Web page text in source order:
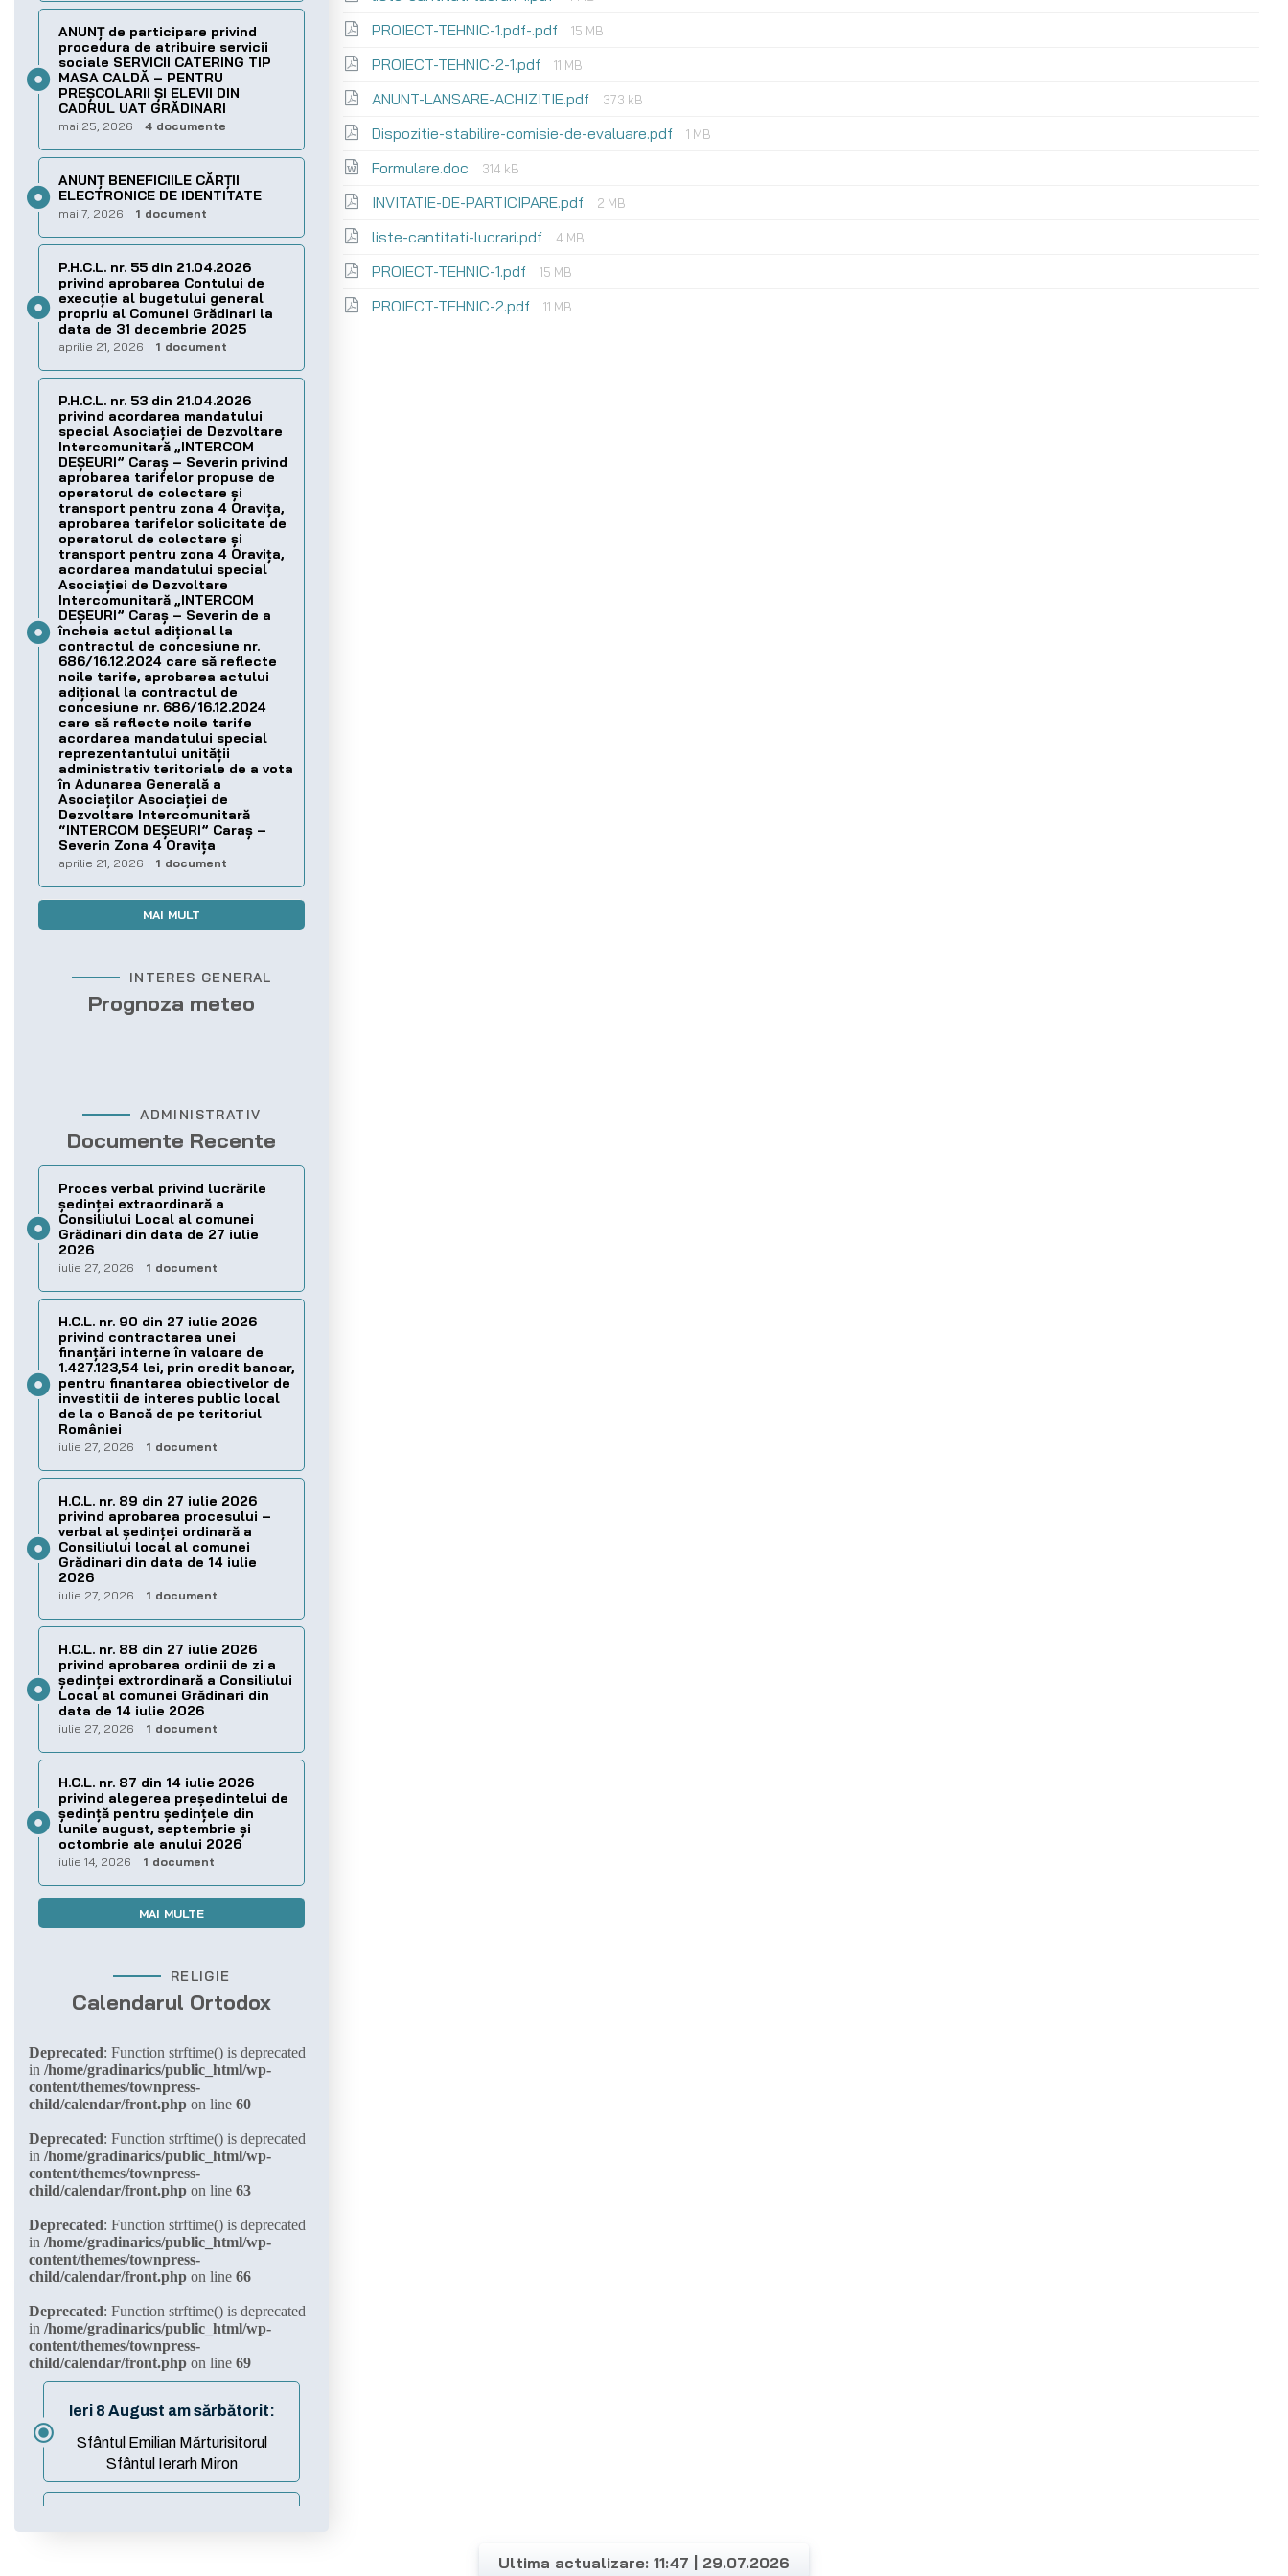
PROIECT-TEHNIC-1.pdf-.pdf 15 MB
PROIECT-TEHNIC-2-1.pdf 11 MB
ANUNT-LANSARE-ACHIZITIE.pdf 373 kB
Dispozitie-stabilire-comisie-de-evaluare.pdf 1 MB
Formulare.doc 314 kB
INVITATIE-DE-PARTICIPARE.pdf 2 MB
liste-cantitati-lucrari.pdf 4 MB
PROIECT-TEHNIC-1.pdf 15 MB
PROIECT-TEHNIC-2.pdf 11 MB
ANUNȚ de participare privind
procedura de atribuire servicii
sociale SERVICII CATERING TIP
MASA CALDĂ – PENTRU
PREȘCOLARII ȘI ELEVII DIN
CADRUL UAT GRĂDINARI
mai 25, 2026 4 documente
ANUNȚ BENEFICIILE CĂRȚII
ELECTRONICE DE IDENTITATE
mai 7, 2026 1 document
P.H.C.L. nr. 55 din 21.04.2026
privind aprobarea Contului de
execuţie al bugetului general
propriu al Comunei Grădinari la
data de 31 decembrie 2025
aprilie 21, 2026 1 document
P.H.C.L. nr. 53 din 21.04.2026
privind acordarea mandatului
special Asociației de Dezvoltare
Intercomunitară „INTERCOM
DEȘEURI” Caraș – Severin privind
aprobarea tarifelor propuse de
operatorul de colectare și
transport pentru zona 4 Oravița,
aprobarea tarifelor solicitate de
operatorul de colectare și
transport pentru zona 4 Oravița,
acordarea mandatului special
Asociației de Dezvoltare
Intercomunitară „INTERCOM
DEȘEURI” Caraș – Severin de a
încheia actul adițional la
contractul de concesiune nr.
686/16.12.2024 care să reflecte
noile tarife, aprobarea actului
adițional la contractul de
concesiune nr. 686/16.12.2024
care să reflecte noile tarife
acordarea mandatului special
reprezentantului unității
administrativ teritoriale de a vota
în Adunarea Generală a
Asociaților Asociației de
Dezvoltare Intercomunitară
“INTERCOM DEȘEURI” Caraș –
Severin Zona 4 Oravița
aprilie 21, 2026 1 document
MAI MULT
INTERES GENERAL
Prognoza meteo
ADMINISTRATIV
Documente Recente
Proces verbal privind lucrările
ședinței extraordinară a
Consiliului Local al comunei
Grădinari din data de 27 iulie
2026
iulie 27, 2026 1 document
H.C.L. nr. 90 din 27 iulie 2026
privind contractarea unei
finanțări interne în valoare de
1.427.123,54 lei, prin credit bancar,
pentru finantarea obiectivelor de
investitii de interes public local
de la o Bancă de pe teritoriul
României
iulie 27, 2026 1 document
H.C.L. nr. 89 din 27 iulie 2026
privind aprobarea procesului –
verbal al şedinţei ordinară a
Consiliului local al comunei
Grădinari din data de 14 iulie
2026
iulie 27, 2026 1 document
H.C.L. nr. 88 din 27 iulie 2026
privind aprobarea ordinii de zi a
şedinţei extrordinară a Consiliului
Local al comunei Grădinari din
data de 14 iulie 2026
iulie 27, 2026 1 document
H.C.L. nr. 87 din 14 iulie 2026
privind alegerea preşedintelui de
şedinţă pentru ședințele din
lunile august, septembrie și
octombrie ale anului 2026
iulie 14, 2026 1 document
MAI MULTE
RELIGIE
Calendarul Ortodox
Ultima actualizare: 11:47 | 29.07.2026